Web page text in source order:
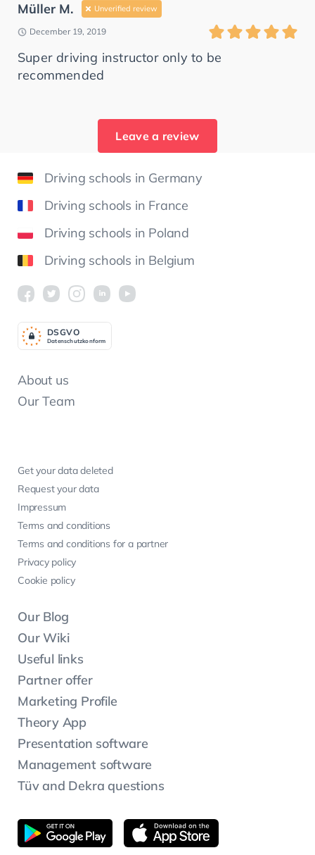
Müller M. Unverified review
December 19, 2019
Super driving instructor only to be
recommended
Leave a review
Driving schools in Germany
Driving schools in France
Driving schools in Poland
Driving schools in Belgium
About us
Our Team
Get your data deleted
Request your data
Impressum
Terms and conditions
Terms and conditions for a partner
Privacy policy
Cookie policy
Our Blog
Our Wiki
Useful links
Partner offer
Marketing Profile
Theory App
Presentation software
Management software
Tüv and Dekra questions
Datenschutzkonform
DSGVO